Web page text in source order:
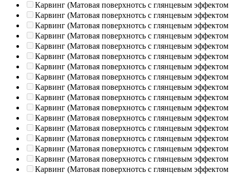
Карвинг (Матовая поверхнотсь с глянцевым эффектом
Карвинг (Матовая поверхнотсь с глянцевым эффектом
Карвинг (Матовая поверхнотсь с глянцевым эффектом
Карвинг (Матовая поверхнотсь с глянцевым эффектом
Карвинг (Матовая поверхнотсь с глянцевым эффектом
Карвинг (Матовая поверхнотсь с глянцевым эффектом
Карвинг (Матовая поверхнотсь с глянцевым эффектом
Карвинг (Матовая поверхнотсь с глянцевым эффектом
Карвинг (Матовая поверхнотсь с глянцевым эффектом
Карвинг (Матовая поверхнотсь с глянцевым эффектом
Карвинг (Матовая поверхнотсь с глянцевым эффектом
Карвинг (Матовая поверхнотсь с глянцевым эффектом
Карвинг (Матовая поверхнотсь с глянцевым эффектом
Карвинг (Матовая поверхнотсь с глянцевым эффектом
Карвинг (Матовая поверхнотсь с глянцевым эффектом
Карвинг (Матовая поверхнотсь с глянцевым эффектом
Карвинг (Матовая поверхнотсь с глянцевым эффектом